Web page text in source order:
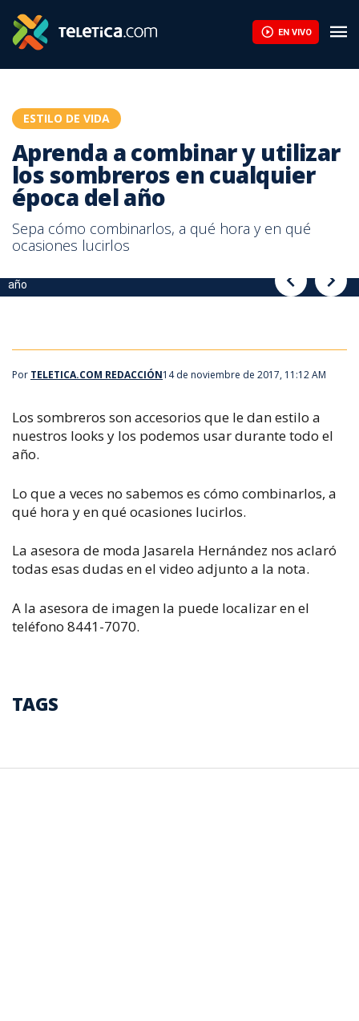
EN VIVO
ESTILO DE VIDA
Aprenda a combinar y utilizar
los sombreros en cualquier
época del año
Sepa cómo combinarlos, a qué hora y en qué
ocasiones lucirlos
año
año
Por TELETICA.COM REDACCIÓN14 de noviembre de 2017, 11:12 AM
Los sombreros son accesorios que le dan estilo a
nuestros looks y los podemos usar durante todo el
año.
Lo que a veces no sabemos es cómo combinarlos, a
qué hora y en qué ocasiones lucirlos.
La asesora de moda Jasarela Hernández nos aclaró
todas esas dudas en el video adjunto a la nota.
A la asesora de imagen la puede localizar en el
teléfono 8441-7070.
TAGS